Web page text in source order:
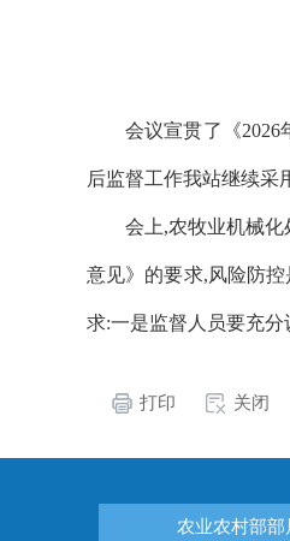
会议宣贯了《2026
后监督工作我站继续采
会上,农牧业机械化
意见》的要求,风险防控
求:一是监督人员要充分
打印 关闭
农业农村部部